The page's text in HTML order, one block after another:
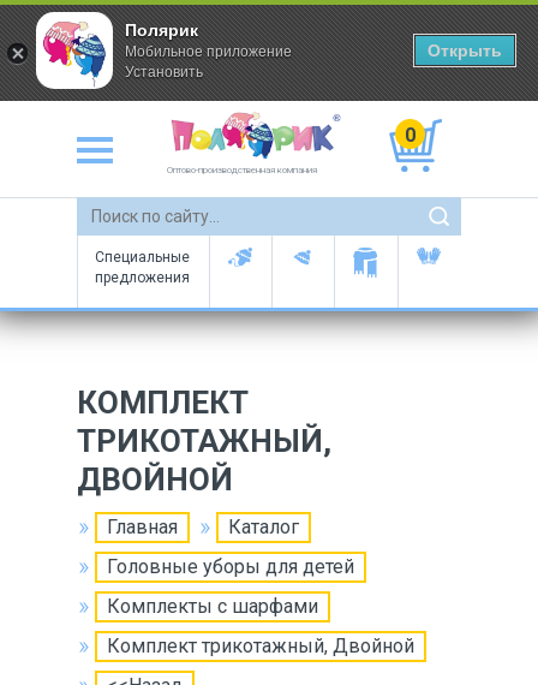
Оптово-производственная компания
0
Специальные
предложения
КОМПЛЕКТ
ТРИКОТАЖНЫЙ,
ДВОЙНОЙ
Главная
Каталог
Головные уборы для детей
Комплекты с шарфами
Комплект трикотажный, Двойной
Полярик
Мобильное приложение
Установить
Открыть